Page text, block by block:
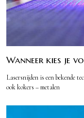
Wanneer kies je
Lasersnijden is een bekende
ook kokers – metalen